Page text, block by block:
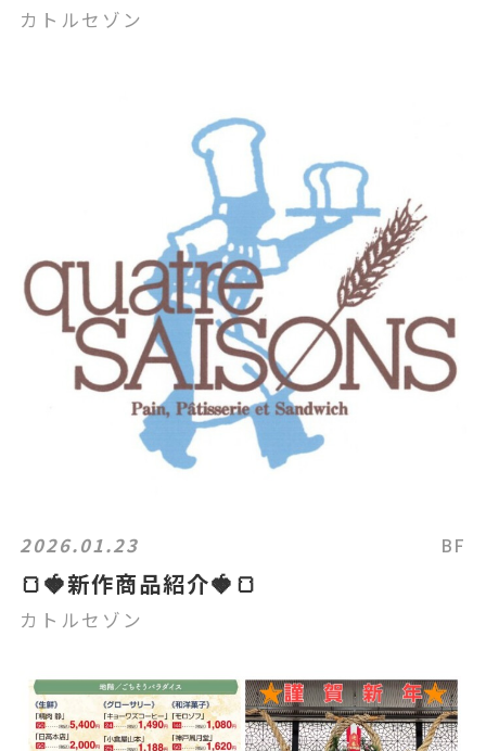
カトルセゾン
2026.01.23 BF
🍞🍓新作商品紹介🍓🍞
カトルセゾン